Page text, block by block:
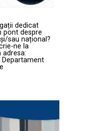
dedicat
pont despre
sau național?
ne la
adresa:
Departament